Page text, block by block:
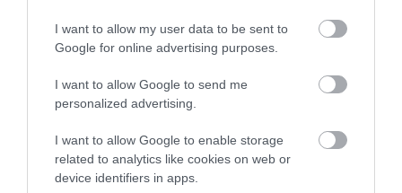
I want to allow my user data to be sent to
Google for online advertising purposes.
I want to allow Google to send me
personalized advertising.
I want to allow Google to enable storage
related to analytics like cookies on web or
device identifiers in apps.
A harmadik sír egy30–35 éves férfié volt
szablyával, íjászati felszereléssel, lószerszámmal,
ezüst karkötővel és érmékkel díszített övvel került a
legfiatalabb harcos apja vagy testvére, és az
elemzések azt is kimutatták, hogy mindhárom férfi
az apai ágon rokon volt. A kutatók izotópos